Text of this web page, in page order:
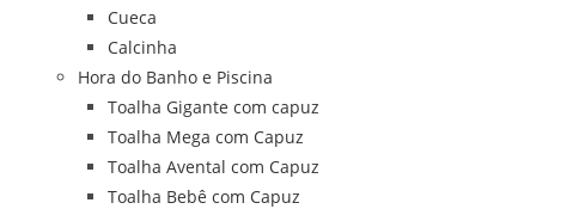
Cueca
Calcinha
Hora do Banho e Piscina
Toalha Gigante com capuz
Toalha Mega com Capuz
Toalha Avental com Capuz
Toalha Bebê com Capuz